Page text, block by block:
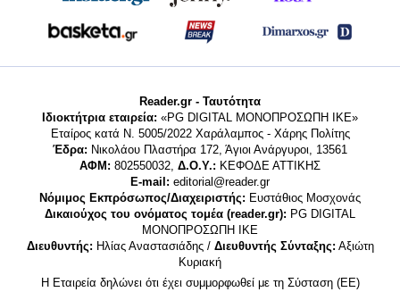
Reader.gr - Ταυτότητα
Ιδιοκτήτρια εταιρεία: «PG DIGITAL MONΟΠΡΟΣΩΠΗ ΙΚΕ»
Εταίρος κατά Ν. 5005/2022 Χαράλαμπος - Χάρης Πολίτης
Έδρα: Νικολάου Πλαστήρα 172, Άγιοι Ανάργυροι, 13561
ΑΦΜ: 802550032, Δ.Ο.Υ.: ΚΕΦΟΔΕ ΑΤΤΙΚΗΣ
E-mail: editorial@reader.gr
Νόμιμος Εκπρόσωπος/Διαχειριστής: Ευστάθιος Μοσχονάς
Δικαιούχος του ονόματος τομέα (reader.gr): PG DIGITAL
MONΟΠΡΟΣΩΠΗ ΙΚΕ
Διευθυντής: Ηλίας Αναστασιάδης / Διευθυντής Σύνταξης: Αξιώτη
Κυριακή
Η Εταιρεία δηλώνει ότι έχει συμμορφωθεί με τη Σύσταση (ΕΕ)